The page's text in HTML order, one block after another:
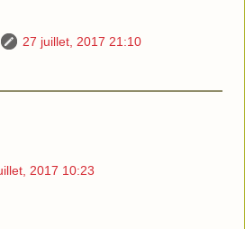
27 juillet, 2017 21:10
2017 10:23